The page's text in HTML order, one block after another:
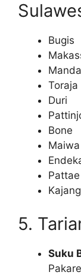
Bugis
Toraja
Duri
Bone
Maiwa
Pattae
5.
Suku